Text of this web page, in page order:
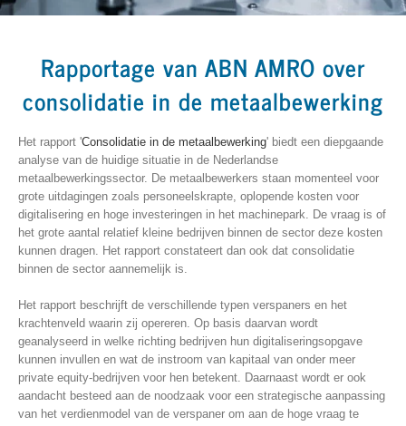
Rapportage van ABN AMRO over
consolidatie in de metaalbewerking
Het rapport 'Consolidatie in de metaalbewerking' biedt een diepgaande
analyse van de huidige situatie in de Nederlandse
metaalbewerkingssector. De metaalbewerkers staan momenteel voor
grote uitdagingen zoals personeelskrapte, oplopende kosten voor
digitalisering en hoge investeringen in het machinepark. De vraag is of
het grote aantal relatief kleine bedrijven binnen de sector deze kosten
kunnen dragen. Het rapport constateert dan ook dat consolidatie
binnen de sector aannemelijk is.
Het rapport beschrijft de verschillende typen verspaners en het
krachtenveld waarin zij opereren. Op basis daarvan wordt
geanalyseerd in welke richting bedrijven hun digitaliseringsopgave
kunnen invullen en wat de instroom van kapitaal van onder meer
private equity-bedrijven voor hen betekent. Daarnaast wordt er ook
aandacht besteed aan de noodzaak voor een strategische aanpassing
van het verdienmodel van de verspaner om aan de hoge vraag te